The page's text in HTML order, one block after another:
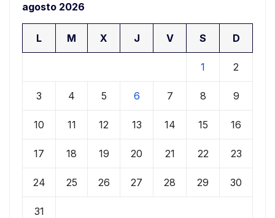
agosto 2026
L M X J V S D
1 2
3 4 5 6 7 8 9
10 11 12 13 14 15 16
17 18 19 20 21 22 23
24 25 26 27 28 29 30
31